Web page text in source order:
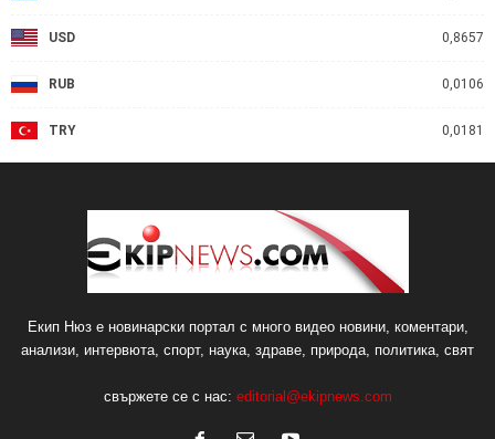
USD 0,8657
RUB 0,0106
TRY 0,0181
Екип Нюз е новинарски портал с много видео новини, коментари,
анализи, интервюта, спорт, наука, здраве, природа, политика, свят
свържете се с нас: editorial@ekipnews.com